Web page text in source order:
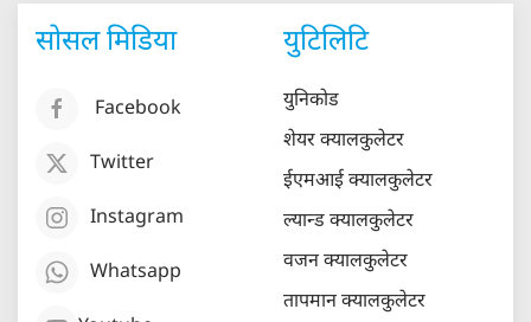
सोसल मिडिया
Facebook
Twitter
Instagram
Whatsapp
युटिलिटि
युनिकोड
शेयर क्यालकुलेटर
ईएमआई क्यालकुलेटर
ल्यान्ड क्यालकुलेटर
वजन क्यालकुलेटर
तापमान क्यालकुलेटर